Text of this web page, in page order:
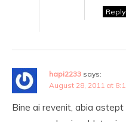
Reply
hapi2233 says:
August 28, 2011 at
Bine ai revenit, abia